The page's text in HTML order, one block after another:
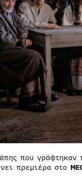
που
πρεμιέρα στο